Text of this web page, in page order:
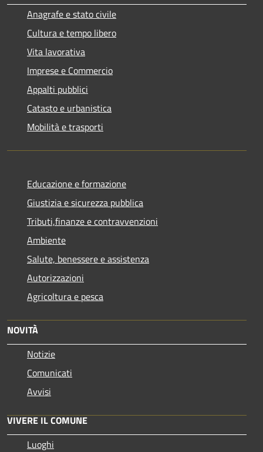
Anagrafe e stato civile
Cultura e tempo libero
Vita lavorativa
Imprese e Commercio
Appalti pubblici
Catasto e urbanistica
Mobilità e trasporti
Educazione e formazione
Giustizia e sicurezza pubblica
Tributi,finanze e contravvenzioni
Ambiente
Salute, benessere e assistenza
Autorizzazioni
Agricoltura e pesca
NOVITÀ
Notizie
Comunicati
Avvisi
VIVERE IL COMUNE
Luoghi